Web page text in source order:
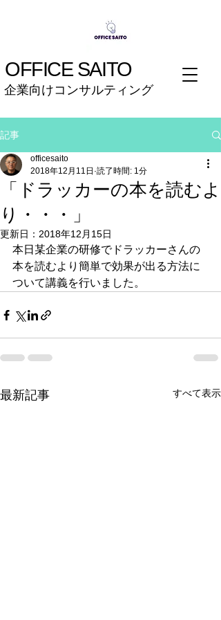
OFFICE SAITO
企業向けコンサルティング
記事
「ドラッカーの本を読むよ
り・・・」
officesaito
2018年12月11日 読了時間: 1分
更新日： 2018年12月15日
本日某企業の研修でドラッカーさんの
本を読むより簡単で効果が出る方法に
ついて講義を行いました。
最新記事 すべて表示